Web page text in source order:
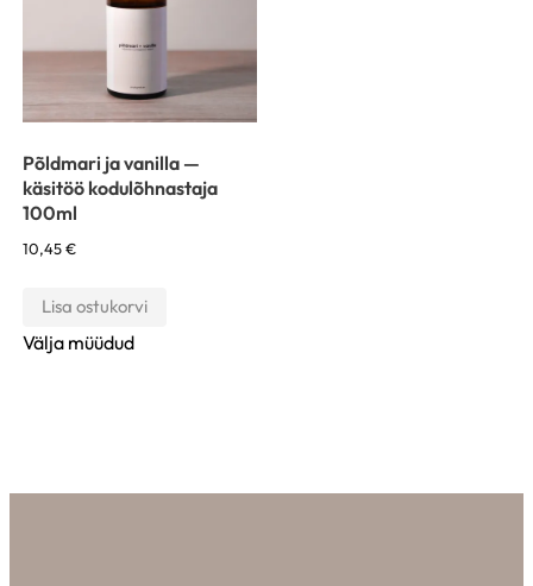
Põldmari ja vanilla —
käsitöö kodulõhnastaja
100ml
10,45€
Lisa ostukorvi
Välja müüdud